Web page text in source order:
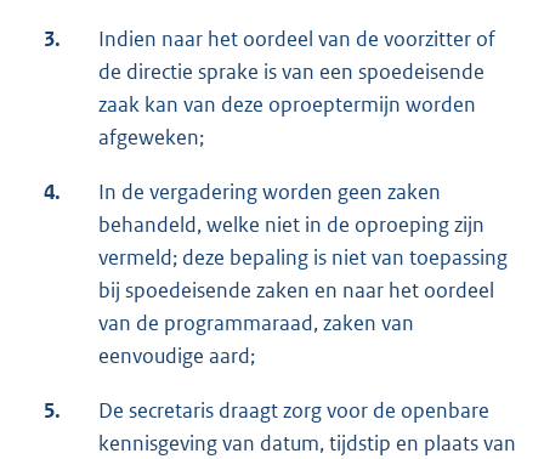
3.
Indien naar het oordeel van de voorzitter of
de directie sprake is van een spoedeisende
zaak kan van deze oproeptermijn worden
afgeweken;
4.
In de vergadering worden geen zaken
behandeld, welke niet in de oproeping zijn
vermeld; deze bepaling is niet van toepassing
bij spoedeisende zaken en naar het oordeel
van de programmaraad, zaken van
eenvoudige aard;
5.
De secretaris draagt zorg voor de openbare
kennisgeving van datum, tijdstip en plaats van